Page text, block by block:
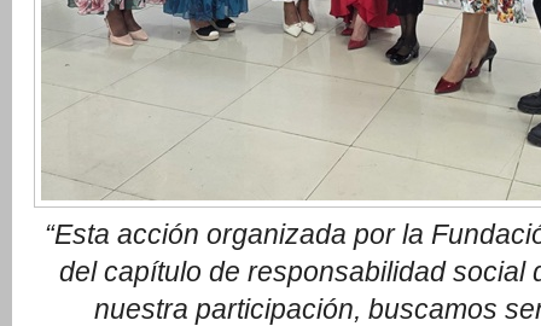
“Esta acción organizada por la
del capítulo de responsabilidad social
nuestra participación, buscamos